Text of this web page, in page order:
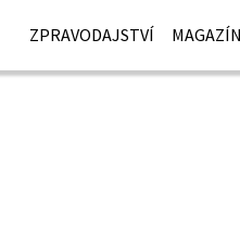
ZPRAVODAJSTVÍ MAGAZÍN